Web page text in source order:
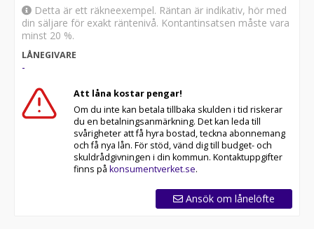
Detta är ett räkneexempel. Räntan är indikativ, hör med
din säljare för exakt räntenivå. Kontantinsatsen måste vara
minst 20 %.
LÅNEGIVARE
-
Att låna kostar pengar!
Om du inte kan betala tillbaka skulden i tid riskerar
du en betalningsanmärkning. Det kan leda till
svårigheter att få hyra bostad, teckna abonnemang
och få nya lån. För stöd, vänd dig till budget- och
skuldrådgivningen i din kommun. Kontaktuppgifter
finns på konsumentverket.se.
Ansök om lånelöfte